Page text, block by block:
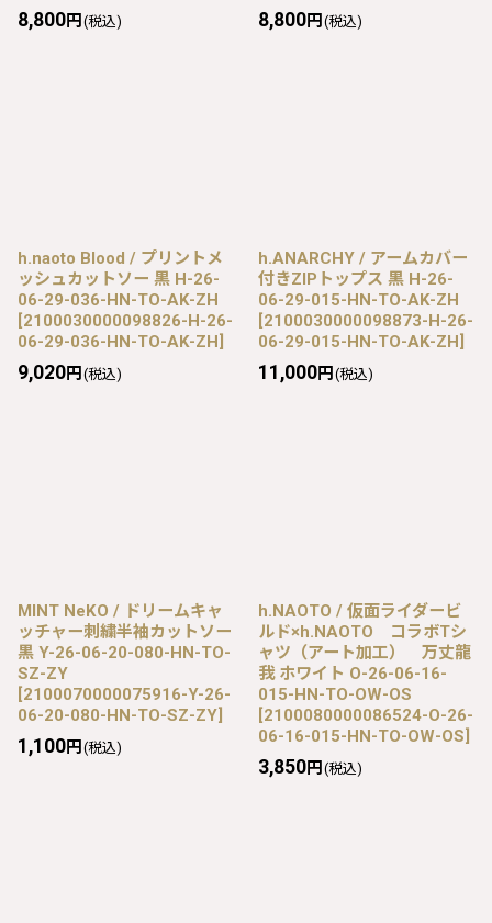
8,800円 (税込) 8,800円 (税込)
h.naoto Blood / プリントメ
ッシュカットソー 黒 H-26-
06-29-036-HN-TO-AK-ZH
[2100030000098826-H-26-
06-29-036-HN-TO-AK-ZH]
9,020円 (税込)
h.ANARCHY / アームカバー
付きZIPトップス 黒 H-26-
06-29-015-HN-TO-AK-ZH
[2100030000098873-H-26-
06-29-015-HN-TO-AK-ZH]
11,000円 (税込)
MINT NeKO / ドリームキャ
ッチャー刺繍半袖カットソー
黒 Y-26-06-20-080-HN-TO-
SZ-ZY
[2100070000075916-Y-26-
06-20-080-HN-TO-SZ-ZY]
1,100円 (税込)
h.NAOTO / 仮面ライダービ
ルド×h.NAOTO コラボTシ
ャツ（アート加工） 万丈龍
我 ホワイト O-26-06-16-
015-HN-TO-OW-OS
[2100080000086524-O-26-
06-16-015-HN-TO-OW-OS]
3,850円 (税込)